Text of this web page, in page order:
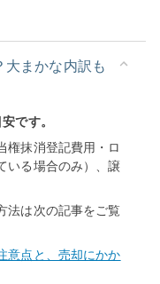
大まかな内訳も
です。
権抹消登記費用・ロ
いる場合のみ）、譲
法は次の記事をご覧
意点と、売却にかか